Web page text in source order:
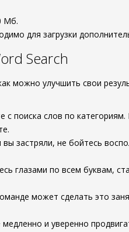
Мб.
для загрузки
Search
можно улучшить свои
с поиска слов по
вы застряли, не бойтесь
глазами по всем буквам,
может сделать это
и уверенно